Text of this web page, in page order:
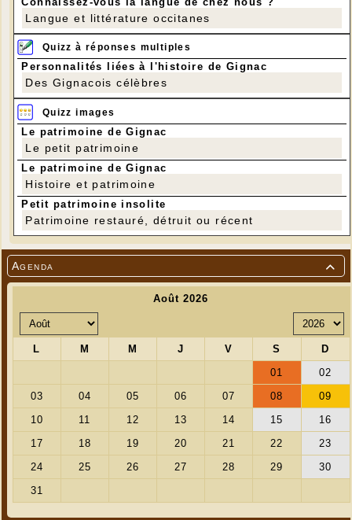

Agenda
Langue et littérature occitanes
Quizz à réponses multiples
Personnalités liées à l'histoire de Gignac
Des Gignacois célèbres
Quizz images
Le patrimoine de Gignac
Le petit patrimoine
Le patrimoine de Gignac
Histoire et patrimoine
Petit patrimoine insolite
Patrimoine restauré, détruit ou récent